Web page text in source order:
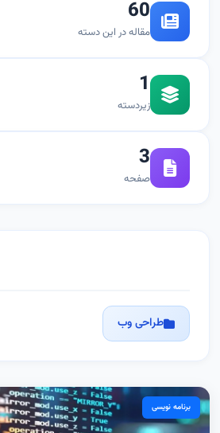
60
مقاله در این دسته
1
زیردسته
3
صفحه
طراحی وب
برنامه نویسی